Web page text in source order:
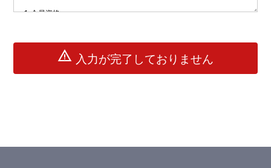
warning 入力が完了しておりません